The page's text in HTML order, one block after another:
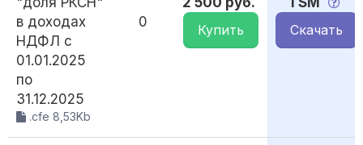
в доходах
НДФЛ с
01.01.2025
по
31.12.2025
.cfe 8,53Kb
0
Купить
Скачать